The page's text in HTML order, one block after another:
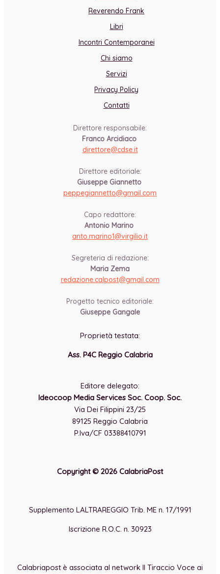
Reverendo Frank
Libri
Incontri Contemporanei
Chi siamo
Servizi
Privacy Policy
Contatti
Direttore responsabile:
Franco Arcidiaco
direttore@cdse.it
Direttore editoriale:
Giuseppe Giannetto
peppegiannetto@gmail.com
Capo redattore:
Antonio Marino
anto.marino1@virgilio.it
Segreteria di redazione:
Maria Zema
redazione.calpost@gmail.com
Progetto tecnico editoriale:
Giuseppe Gangale
Proprietà testata:
Ass. P4C Reggio Calabria
Editore delegato:
Ideocoop Media Services Soc. Coop. Soc.
Via Dei Filippini 23/25
89125 Reggio Calabria
P.Iva/CF 03388410791
Copyright © 2026 CalabriaPost
Supplemento LALTRAREGGIO Trib. ME n. 17/1991
Iscrizione R.O.C. n. 30923
Calabriapost è associata al network Il Tiraccio Voce ai